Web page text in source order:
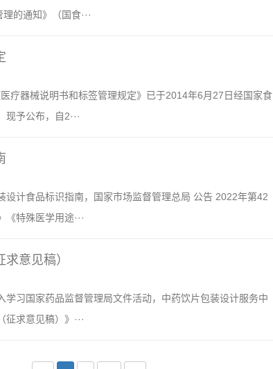
的通知》（国食···
疗器械说明书和标签管理规定》已于2014年6月27日经国家食
予公布，自2···
设计食品标识指南，国家市场监督管理总局 公告 2022年第42
特殊医学用途···
意见稿）
学习国家药品监督管理局文件活动，中药饮片包装设计服务中
求意见稿）》···